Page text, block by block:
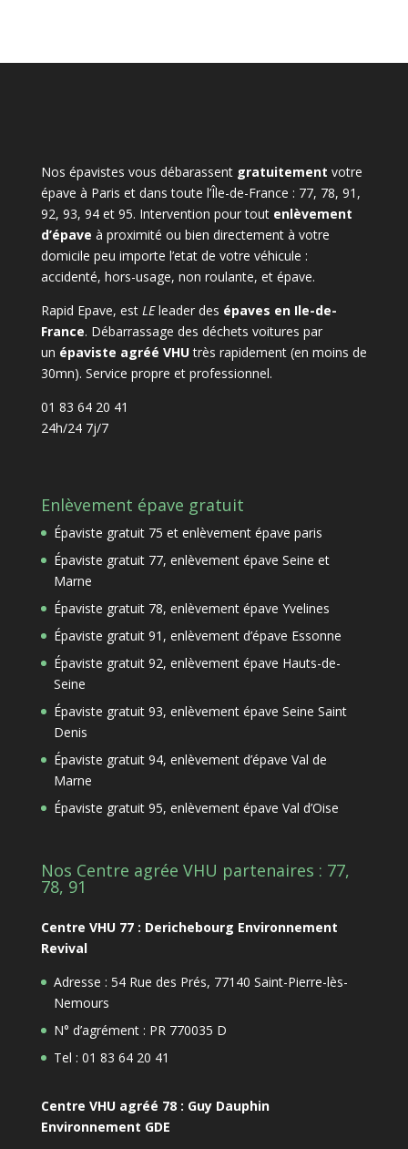
Nos épavistes vous débarassent gratuitement votre
épave à Paris et dans toute l’Île-de-France : 77, 78, 91,
92, 93, 94 et 95. Intervention pour tout enlèvement
d’épave à proximité ou bien directement à votre
domicile peu importe l’etat de votre véhicule :
accidenté, hors-usage, non roulante, et épave.
Rapid Epave, est LEleader des épaves en Ile-de-
France. Débarrassage des déchets voitures par
un épaviste agréé VHUtrès rapidement (en moins de
30mn). Service propre et professionnel.
01 83 64 20 41
24h/24 7j/7
Enlèvement épave gratuit
Épaviste gratuit 75 et enlèvement épave paris
Épaviste gratuit 77, enlèvement épave Seine et
Marne
Épaviste gratuit 78, enlèvement épave Yvelines
Épaviste gratuit 91, enlèvement d’épave Essonne
Épaviste gratuit 92, enlèvement épave Hauts-de-
Seine
Épaviste gratuit 93, enlèvement épave Seine Saint
Denis
Épaviste gratuit 94, enlèvement d’épave Val de
Marne
Épaviste gratuit 95, enlèvement épave Val d’Oise
Nos Centre agrée VHU partenaires : 77,
78, 91
Centre VHU 77 : Derichebourg Environnement
Revival
Adresse : 54 Rue des Prés, 77140 Saint-Pierre-lès-
Nemours
N° d’agrément : PR 770035 D
Tel : 01 83 64 20 41
Centre VHU agréé 78 : Guy Dauphin
Environnement GDE